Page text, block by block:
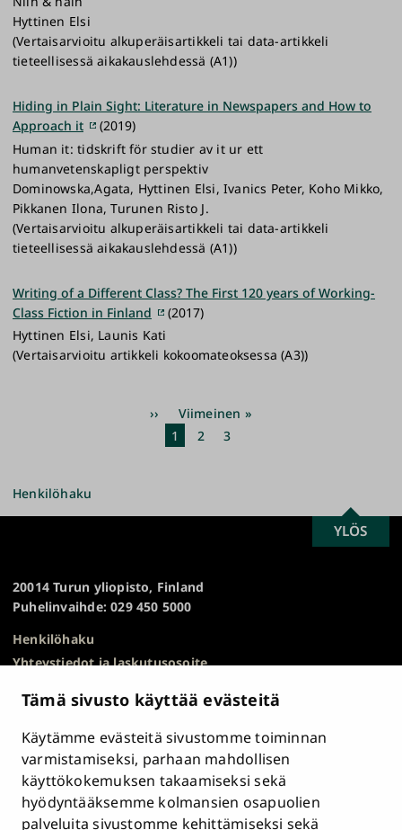
Tämä sivusto käyttää evästeitä
Käytämme evästeitä sivustomme toiminnan
varmistamiseksi, parhaan mahdollisen
käyttökokemuksen takaamiseksi sekä
hyödyntääksemme kolmansien osapuolien
palveluita sivustomme kehittämiseksi sekä
Hyttinen Elsi
(Vertaisarvioitu alkuperäisartikkeli tai data-artikkeli
tieteellisessä aikakauslehdessä (A1))
Hiding in Plain Sight: Literature in Newspapers and How to
Approach it
(2019)
Human it: tidskrift för studier av it ur ett
humanvetenskapligt perspektiv
Dominowska,Agata, Hyttinen Elsi, Ivanics Peter, Koho Mikko,
Pikkanen Ilona, Turunen Risto J.
(Vertaisarvioitu alkuperäisartikkeli tai data-artikkeli
tieteellisessä aikakauslehdessä (A1))
Writing of a Different Class? The First 120 years of Working-
Class Fiction in Finland
(2017)
Hyttinen Elsi, Launis Kati
(Vertaisarvioitu artikkeli kokoomateoksessa (A3))
Seuraava
sivu
››
Viimeinen
sivu
Viimeinen »
Nykyinen
1 Sivu
2 Sivu
3
Henkilöhaku
20014 Turun yliopisto, Finland
Puhelinvaihde: 029 450 5000
Henkilöhaku
Yhteystiedot ja laskutusosoite
HR Excellence in Research
Tietosuojailmoitus
Asiakirjajulkisuuskuvaus ja tietopyynnöt
Väärinkäytösepäilyt
Saavutettavuusseloste
SCROLL
TO
YLÖS